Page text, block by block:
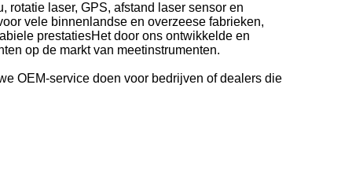
laser, GPS, afstand laser sensor en
vele binnenlandse en overzeese fabrieken,
prestatiesHet door ons ontwikkelde en
op de markt van meetinstrumenten.
OEM-service doen voor bedrijven of dealers die